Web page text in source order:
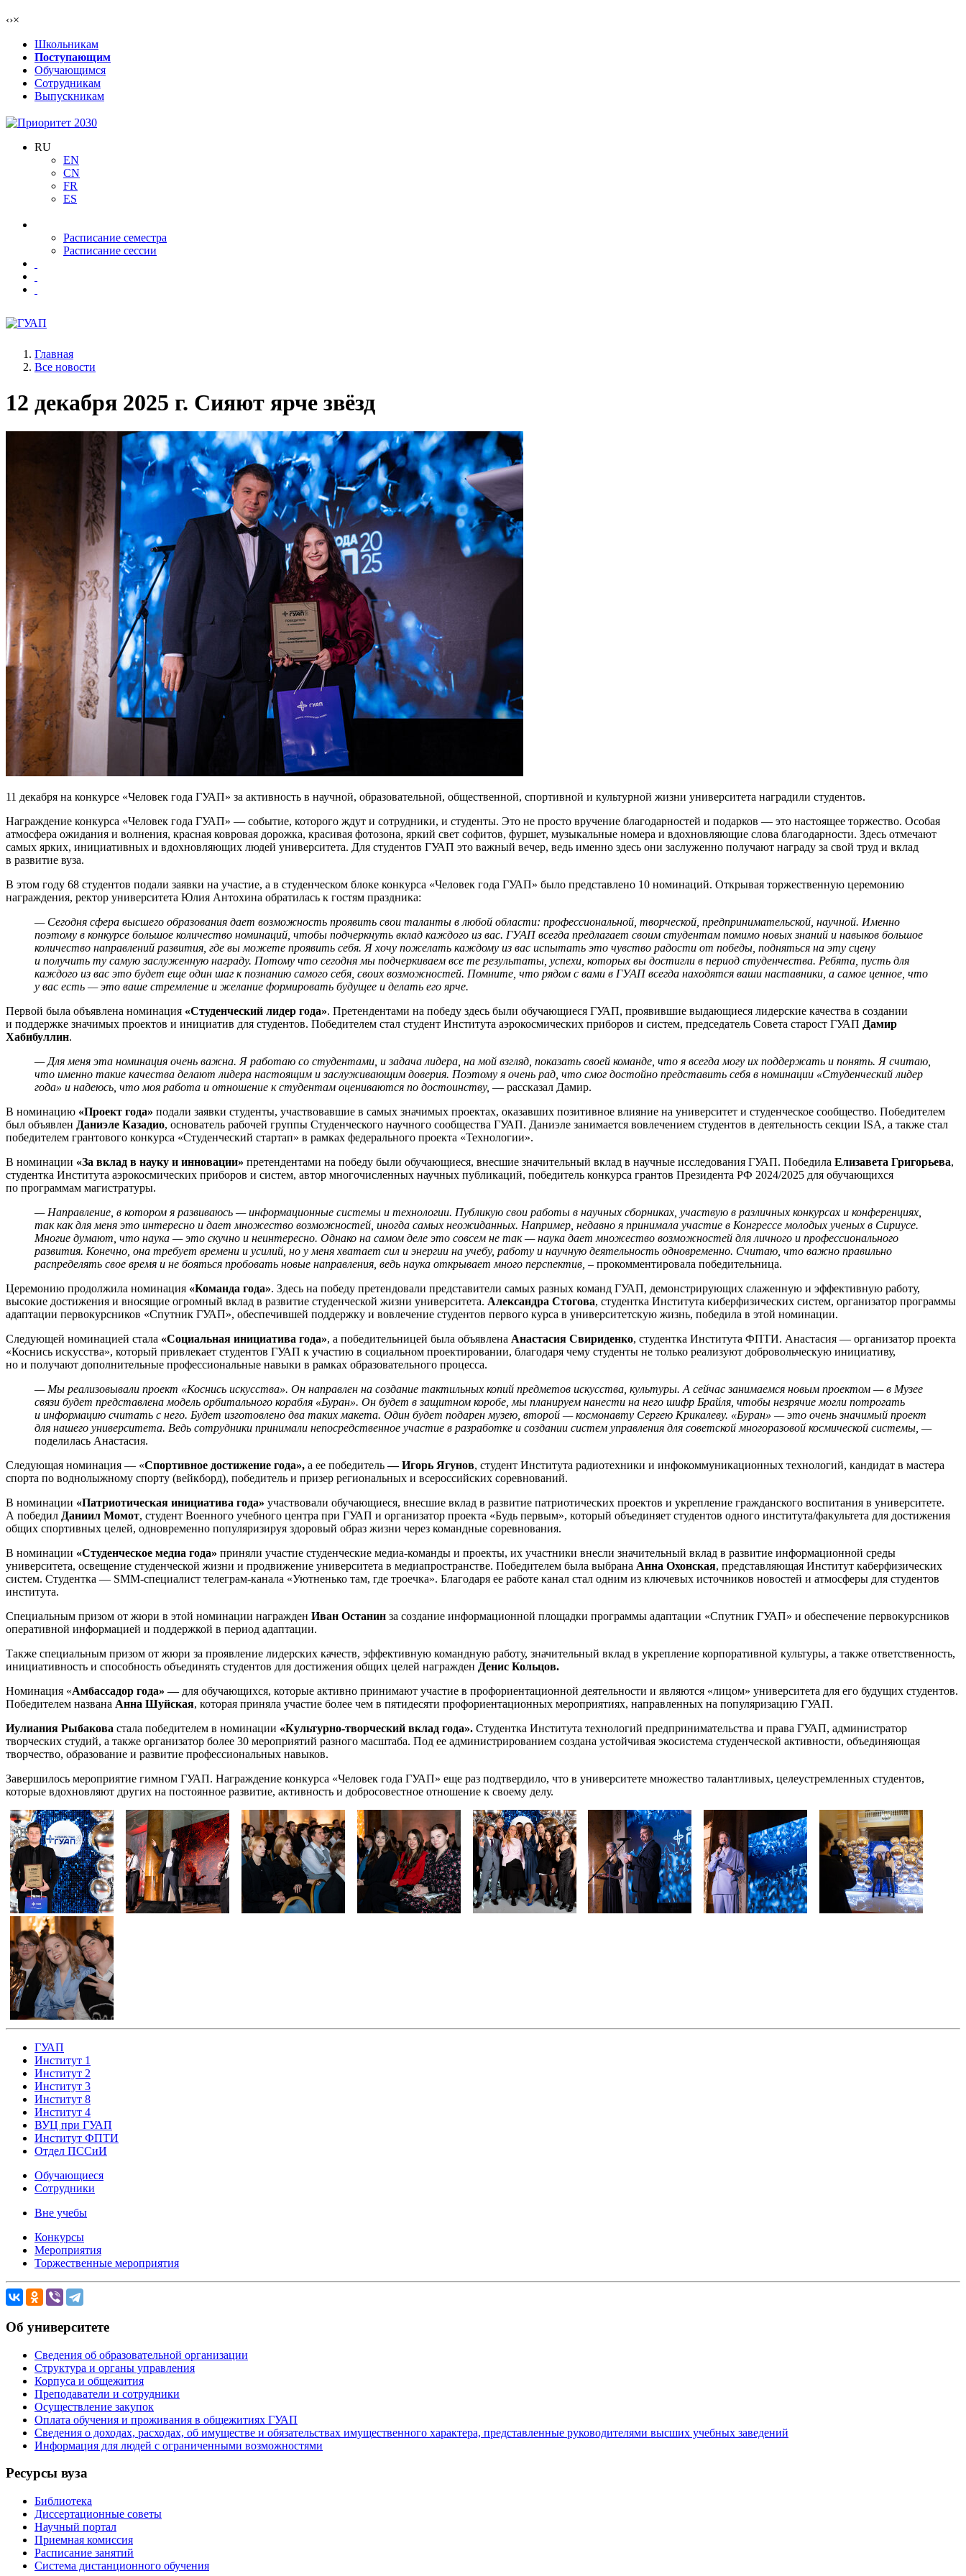
‹›×
Школьникам
Поступающим
Обучающимся
Сотрудникам
Выпускникам
RU
EN
CN
FR
ES
Расписание семестра
Расписание сессии
Главная
Все новости
12 декабря 2025 г. Сияют ярче звёзд
11 декабря на конкурсе «Человек года ГУАП» за активность в научной, образовательной, общественной, спортивной и культурной жизни университета наградили студентов.
Награждение конкурса «Человек года ГУАП» — событие, которого ждут и сотрудники, и студенты. Это не просто вручение благодарностей и подарков — это настоящее торжество. Особая
атмосфера ожидания и волнения, красная ковровая дорожка, красивая фотозона, яркий свет софитов, фуршет, музыкальные номера и вдохновляющие слова благодарности. Здесь отмечают
самых ярких, инициативных и вдохновляющих людей университета. Для студентов ГУАП это важный вечер, ведь именно здесь они заслуженно получают награду за свой труд и вклад
в развитие вуза.
В этом году 68 студентов подали заявки на участие, а в студенческом блоке конкурса «Человек года ГУАП» было представлено 10 номинаций. Открывая торжественную церемонию
награждения, ректор университета Юлия Антохина обратилась к гостям праздника:
— Сегодня сфера высшего образования дает возможность проявить свои таланты в любой области: профессиональной, творческой, предпринимательской, научной. Именно
поэтому в конкурсе большое количество номинаций, чтобы подчеркнуть вклад каждого из вас. ГУАП всегда предлагает своим студентам помимо новых знаний и навыков большое
количество направлений развития, где вы можете проявить себя. Я хочу пожелать каждому из вас испытать это чувство радости от победы, подняться на эту сцену
и получить ту самую заслуженную награду. Потому что сегодня мы подчеркиваем все те результаты, успехи, которых вы достигли в период студенчества. Ребята, пусть для
каждого из вас это будет еще один шаг к познанию самого себя, своих возможностей. Помните, что рядом с вами в ГУАП всегда находятся ваши наставники, а самое ценное, что
у вас есть — это ваше стремление и желание формировать будущее и делать его ярче.
Первой была объявлена номинация «Студенческий лидер года». Претендентами на победу здесь были обучающиеся ГУАП, проявившие выдающиеся лидерские качества в создании
и поддержке значимых проектов и инициатив для студентов. Победителем стал студент Института аэрокосмических приборов и систем, председатель Совета старост ГУАП Дамир
Хабибуллин.
— Для меня эта номинация очень важна. Я работаю со студентами, и задача лидера, на мой взгляд, показать своей команде, что я всегда могу их поддержать и понять. Я считаю,
что именно такие качества делают лидера настоящим и заслуживающим доверия. Поэтому я очень рад, что смог достойно представить себя в номинации «Студенческий лидер
года» и надеюсь, что моя работа и отношение к студентам оцениваются по достоинству, — рассказал Дамир.
В номинацию «Проект года» подали заявки студенты, участвовавшие в самых значимых проектах, оказавших позитивное влияние на университет и студенческое сообщество. Победителем
был объявлен Даниэле Казадио, основатель рабочей группы Студенческого научного сообщества ГУАП. Даниэле занимается вовлечением студентов в деятельность секции ISA, а также стал
победителем грантового конкурса «Студенческий стартап» в рамках федерального проекта «Технологии».
В номинации «За вклад в науку и инновации» претендентами на победу были обучающиеся, внесшие значительный вклад в научные исследования ГУАП. Победила Елизавета Григорьева,
студентка Института аэрокосмических приборов и систем, автор многочисленных научных публикаций, победитель конкурса грантов Президента РФ 2024/2025 для обучающихся
по программам магистратуры.
— Направление, в котором я развиваюсь — информационные системы и технологии. Публикую свои работы в научных сборниках, участвую в различных конкурсах и конференциях,
так как для меня это интересно и дает множество возможностей, иногда самых неожиданных. Например, недавно я принимала участие в Конгрессе молодых ученых в Сириусе.
Многие думают, что наука — это скучно и неинтересно. Однако на самом деле это совсем не так — наука дает множество возможностей для личного и профессионального
развития. Конечно, она требует времени и усилий, но у меня хватает сил и энергии на учебу, работу и научную деятельность одновременно. Считаю, что важно правильно
распределять свое время и не бояться пробовать новые направления, ведь наука открывает много перспектив, – прокомментировала победительница.
Церемонию продолжила номинация «Команда года». Здесь на победу претендовали представители самых разных команд ГУАП, демонстрирующих слаженную и эффективную работу,
высокие достижения и вносящие огромный вклад в развитие студенческой жизни университета. Александра Стогова, студентка Института киберфизических систем, организатор программы
адаптации первокурсников «Спутник ГУАП», обеспечившей поддержку и вовлечение студентов первого курса в университетскую жизнь, победила в этой номинации.
Следующей номинацией стала «Социальная инициатива года», а победительницей была объявлена Анастасия Свириденко, студентка Института ФПТИ. Анастасия — организатор проекта
«Коснись искусства», который привлекает студентов ГУАП к участию в социальном проектировании, благодаря чему студенты не только реализуют добровольческую инициативу,
но и получают дополнительные профессиональные навыки в рамках образовательного процесса.
— Мы реализовывали проект «Коснись искусства». Он направлен на создание тактильных копий предметов искусства, культуры. А сейчас занимаемся новым проектом — в Музее
связи будет представлена модель орбитального корабля «Буран». Он будет в защитном коробе, мы планируем нанести на него шифр Брайля, чтобы незрячие могли потрогать
и информацию считать с него. Будет изготовлено два таких макета. Один будет подарен музею, второй — космонавту Сергею Крикалеву. «Буран» — это очень значимый проект
для нашего университета. Ведь сотрудники принимали непосредственное участие в разработке и создании систем управления для советской многоразовой космической системы, —
поделилась Анастасия.
Следующая номинация — «Спортивное достижение года», а ее победитель— Игорь Ягунов, студент Института радиотехники и инфокоммуникационных технологий, кандидат в мастера
спорта по воднолыжному спорту (вейкборд), победитель и призер региональных и всероссийских соревнований.
В номинации «Патриотическая инициатива года» участвовали обучающиеся, внесшие вклад в развитие патриотических проектов и укрепление гражданского воспитания в университете.
А победил Даниил Момот, студент Военного учебного центра при ГУАП и организатор проекта «Будь первым», который объединяет студентов одного института/факультета для достижения
общих спортивных целей, одновременно популяризируя здоровый образ жизни через командные соревнования.
В номинации «Студенческое медиа года» приняли участие студенческие медиа-команды и проекты, их участники внесли значительный вклад в развитие информационной среды
университета, освещение студенческой жизни и продвижение университета в медиапространстве. Победителем была выбрана Анна Охонская, представляющая Институт каберфизических
систем. Студентка — SMM-специалист телеграм-канала «Уютненько там, где троечка». Благодаря ее работе канал стал одним из ключевых источников новостей и атмосферы для студентов
института.
Специальным призом от жюри в этой номинации награжден Иван Останин за создание информационной площадки программы адаптации «Спутник ГУАП» и обеспечение первокурсников
оперативной информацией и поддержкой в период адаптации.
Также специальным призом от жюри за проявление лидерских качеств, эффективную командную работу, значительный вклад в укрепление корпоративной культуры, а также ответственность,
инициативность и способность объединять студентов для достижения общих целей награжден Денис Кольцов.
Номинация «Амбассадор года» — для обучающихся, которые активно принимают участие в профориентационной деятельности и являются «лицом» университета для его будущих студентов.
Победителем названа Анна Шуйская, которая приняла участие более чем в пятидесяти профориентационных мероприятиях, направленных на популяризацию ГУАП.
Иулиания Рыбакова стала победителем в номинации «Культурно-творческий вклад года». Студентка Института технологий предпринимательства и права ГУАП, администратор
творческих студий, а также организатор более 30 мероприятий разного масштаба. Под ее администрированием создана устойчивая экосистема студенческой активности, объединяющая
творчество, образование и развитие профессиональных навыков.
Завершилось мероприятие гимном ГУАП. Награждение конкурса «Человек года ГУАП» еще раз подтвердило, что в университете множество талантливых, целеустремленных студентов,
которые вдохновляют других на постоянное развитие, активность и добросовестное отношение к своему делу.
ГУАП
Институт 1
Институт 2
Институт 3
Институт 8
Институт 4
ВУЦ при ГУАП
Институт ФПТИ
Отдел ПССиИ
Обучающиеся
Сотрудники
Вне учебы
Конкурсы
Мероприятия
Торжественные мероприятия
Об университете
Сведения об образовательной организации
Структура и органы управления
Корпуса и общежития
Преподаватели и сотрудники
Осуществление закупок
Оплата обучения и проживания в общежитиях ГУАП
Сведения о доходах, расходах, об имуществе и обязательствах имущественного характера, представленные руководителями высших учебных заведений
Информация для людей с ограниченными возможностями
Ресурсы вуза
Библиотека
Диссертационные советы
Научный портал
Приемная комиссия
Расписание занятий
Система дистанционного обучения